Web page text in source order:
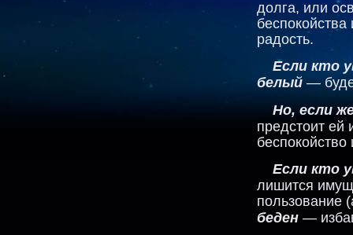
долга, или
радость.
Если кто
белый —
Но, если
предстоит ей
беспокойство
Если кто
лишится
пользование
беден —